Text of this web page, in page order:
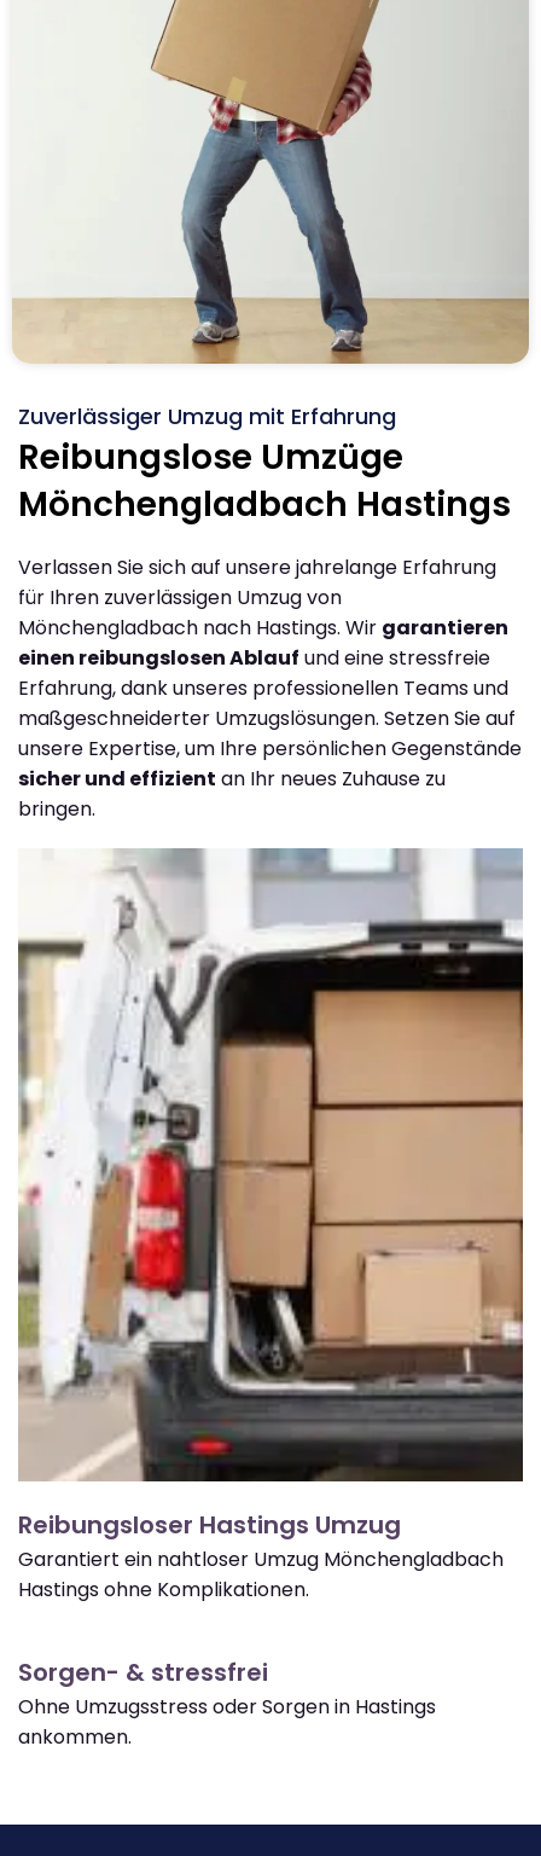
Zuverlässiger Umzug mit Erfahrung
Reibungslose Umzüge
Mönchengladbach Hastings
Verlassen Sie sich auf unsere jahrelange Erfahrung
für Ihren zuverlässigen Umzug von
Mönchengladbach nach Hastings. Wir garantieren
einen reibungslosen Ablauf und eine stressfreie
Erfahrung, dank unseres professionellen Teams und
maßgeschneiderter Umzugslösungen. Setzen Sie auf
unsere Expertise, um Ihre persönlichen Gegenstände
sicher und effizient an Ihr neues Zuhause zu
bringen.
Reibungsloser Hastings Umzug
Garantiert ein nahtloser Umzug Mönchengladbach
Hastings ohne Komplikationen.
Sorgen- & stressfrei
Ohne Umzugsstress oder Sorgen in Hastings
ankommen.